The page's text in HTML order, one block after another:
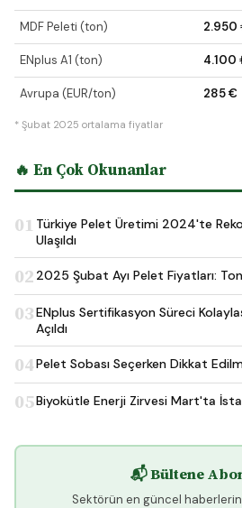
MDF Peleti (ton) 2.950
ENplus A1 (ton) 4.100
Avrupa (EUR/ton) 285 €
* Şubat 2025 ortalama fiyatlar
🔥 En Çok Okunanlar
01 Türkiye Pelet Üretimi 2024'te
Ulaşıldı
02 2025 Şubat Ayı Pelet Fiyatları:
03ENplus Sertifikasyon Süreci
Açıldı
04Pelet Sobası Seçerken Dikkat
05Biyokütle Enerji Zirvesi Mart'ta
📬 Bültene
Sektörün en güncel